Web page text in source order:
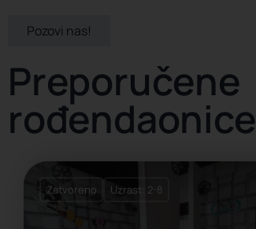
Pozovi nas!
Preporučene
rođendaonice
Zatvoreno Uzrast: 2-8